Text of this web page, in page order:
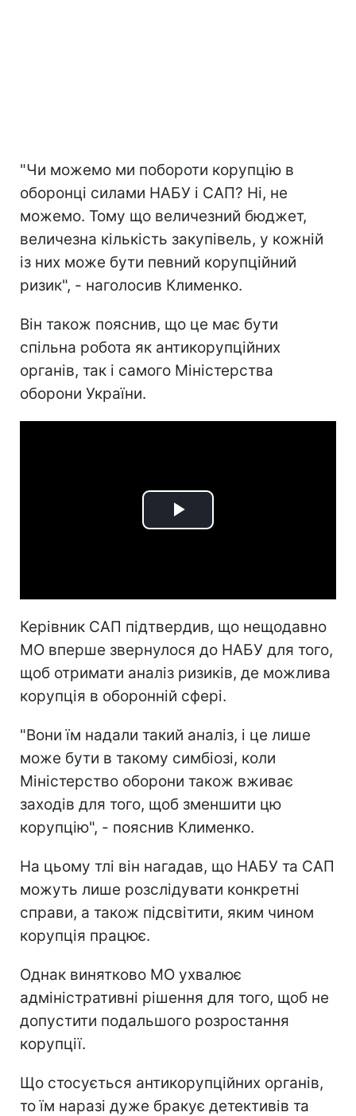
"Чи можемо ми побороти корупцію в
оборонці силами НАБУ і САП? Ні, не
можемо. Тому що величезний бюджет,
величезна кількість закупівель, у кожній
із них може бути певний корупційний
ризик", - наголосив Клименко.
Він також пояснив, що це має бути
спільна робота як антикорупційних
органів, так і самого Міністерства
оборони України.
Play
Керівник САП підтвердив, що нещодавно
МО вперше звернулося до НАБУ для того,
щоб отримати аналіз ризиків, де можлива
корупція в оборонній сфері.
"Вони їм надали такий аналіз, і це лише
може бути в такому симбіозі, коли
Міністерство оборони також вживає
заходів для того, щоб зменшити цю
корупцію", - пояснив Клименко.
На цьому тлі він нагадав, що НАБУ та САП
можуть лише розслідувати конкретні
справи, а також підсвітити, яким чином
корупція працює.
Однак винятково МО ухвалює
адміністративні рішення для того, щоб не
допустити подальшого розростання
корупції.
Що стосується антикорупційних органів,
то їм наразі дуже бракує детективів та